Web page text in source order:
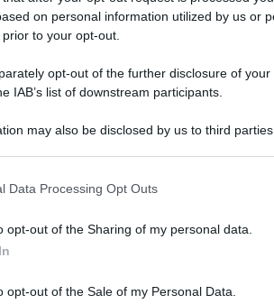
on personal information utilized by us or
to your opt-out.
opt-out of the further disclosure of
IAB’s list of downstream participants.
may also be disclosed by us to third
including but not limited to your visit or usage
to Google and its third-party tags to use your
consent section.
Data Processing Opt Outs
opt-out of the Sharing of my personal data.
opt-out of the Sale of my Personal Data.